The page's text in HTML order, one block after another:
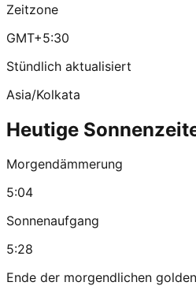
Zeitzone
GMT+5:30
Stündlich aktualisiert
Asia/Kolkata
Heutige
Morgendämmerung
5:04
Sonnenaufgang
5:28
Ende der morgendlichen